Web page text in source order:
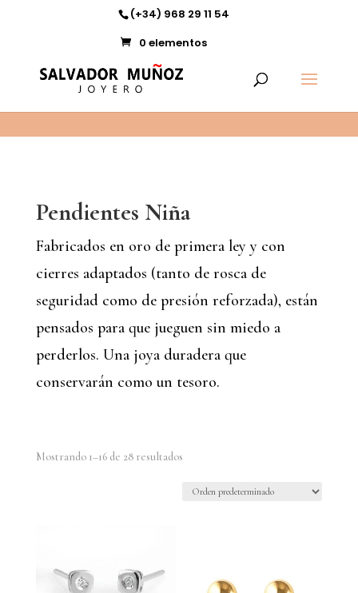
(+34) 968 29 11 54
0 elementos
Pendientes Niña
Fabricados en oro de primera ley y con
cierres adaptados (tanto de rosca de
seguridad como de presión reforzada), están
pensados para que jueguen sin miedo a
perderlos. Una joya duradera que
conservarán como un tesoro.
Mostrando 1–16 de 28 resultados